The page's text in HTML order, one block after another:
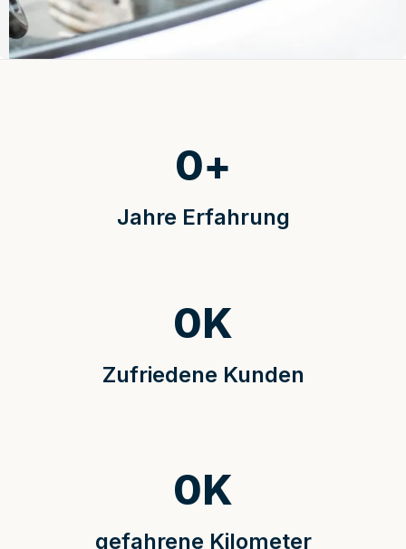
Jahre Erfahrung
0+
Zufriedene Kunden
0K
gefahrene Kilometer
0K